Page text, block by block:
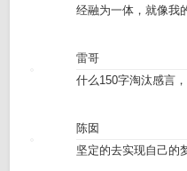
经融为一体，就像我
雷哥
什么150字淘汰感言
陈囡
坚定的去实现自己的